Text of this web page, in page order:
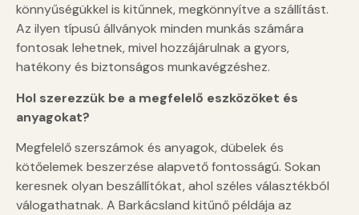
könnyűségükkel is kitűnnek, megkönnyítve a szállítást.
Az ilyen típusú állványok minden munkás számára
fontosak lehetnek, mivel hozzájárulnak a gyors,
hatékony és biztonságos munkavégzéshez.
Hol szerezzük be a megfelelő eszközöket és
anyagokat?
Megfelelő szerszámok és anyagok, dübelek és
kötőelemek beszerzése alapvető fontosságú. Sokan
keresnek olyan beszállítókat, ahol széles választékból
válogathatnak. A Barkácsland kitűnő példája az